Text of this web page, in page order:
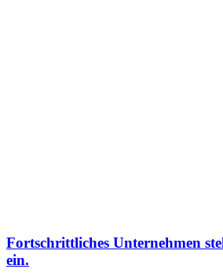
Fortschrittliches Unternehmen
ein.